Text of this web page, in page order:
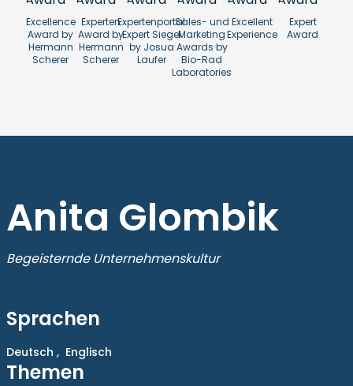
Excellence
Award by
Hermann
Scherer
Experten
Award by
Hermann
Scherer
Expertenportal
Expert Siegel
by Josua
Laufer
Sales- und
Marketing
Awards by
Bio-Rad
Laboratories
Excellent
Experience
Expert
Award
Anita Glombik
Begeisternde Unternehmenskultur
Sprachen
Deutsch , Englisch
Themen